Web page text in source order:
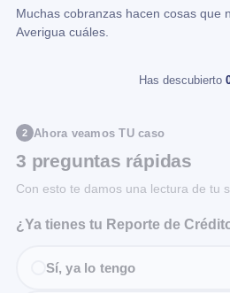
Muchas cobranzas hacen cosas que
Averigua cuáles.
Has descubierto
2 Ahora veamos TU caso
3 preguntas rápidas
Con esto te damos una lectura de tu
¿Ya tienes tu Reporte de
Sí, ya lo tengo